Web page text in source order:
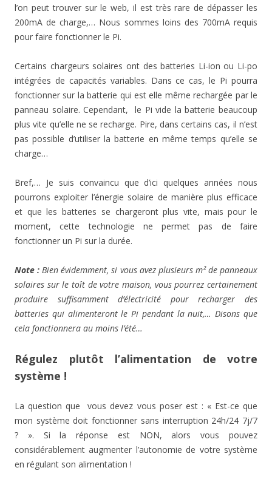
l’on peut trouver sur le web, il est très rare de dépasser les
200mA de charge,… Nous sommes loins des 700mA requis
pour faire fonctionner le Pi.
Certains chargeurs solaires ont des batteries Li-ion ou Li-po
intégrées de capacités variables. Dans ce cas, le Pi pourra
fonctionner sur la batterie qui est elle même rechargée par le
panneau solaire. Cependant, le Pi vide la batterie beaucoup
plus vite qu’elle ne se recharge. Pire, dans certains cas, il n’est
pas possible d’utiliser la batterie en même temps qu’elle se
charge…
Bref,… Je suis convaincu que d’ici quelques années nous
pourrons exploiter l’énergie solaire de manière plus efficace
et que les batteries se chargeront plus vite, mais pour le
moment, cette technologie ne permet pas de faire
fonctionner un Pi sur la durée.
Note : Bien évidemment, si vous avez plusieurs m² de panneaux
solaires sur le toît de votre maison, vous pourrez certainement
produire suffisamment d’électricité pour recharger des
batteries qui alimenteront le Pi pendant la nuit,… Disons que
cela fonctionnera au moins l’été…
Régulez plutôt l’alimentation de votre
système !
La question que vous devez vous poser est : « Est-ce que
mon système doit fonctionner sans interruption 24h/24 7j/7
? ». Si la réponse est NON, alors vous pouvez
considérablement augmenter l’autonomie de votre système
en régulant son alimentation !